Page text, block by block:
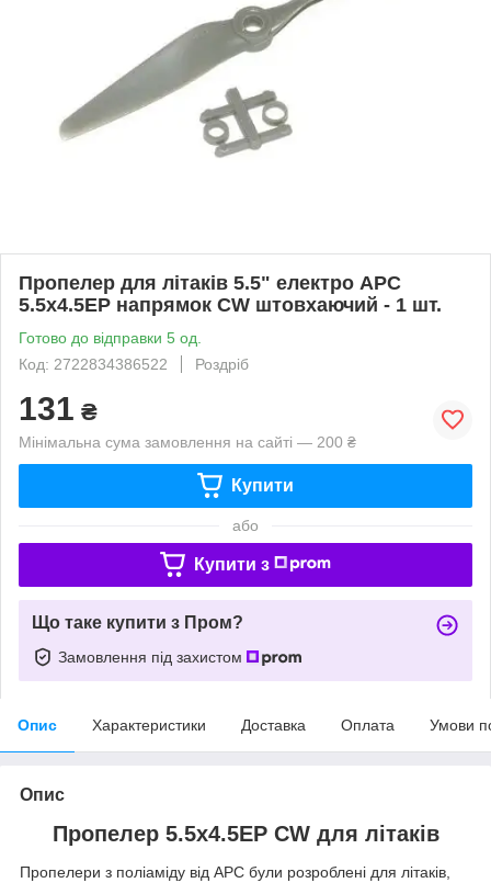
Пропелер для літаків 5.5" електро APC
5.5x4.5EP напрямок CW штовхаючий - 1 шт.
Готово до відправки 5 од.
Код: 2722834386522
Роздріб
131 ₴
Мінімальна сума замовлення на сайті — 200 ₴
Купити
або
Купити з
Що таке купити з Пром?
Замовлення під захистом
Опис Характеристики Доставка Оплата Умови
Опис
Пропелер 5.5x4.5EP CW для літаків
Пропелери з поліаміду від APC були розроблені для літаків,